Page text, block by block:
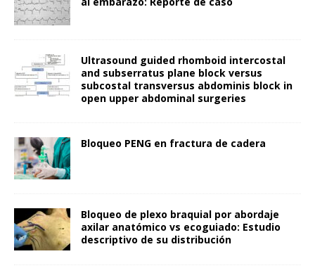
Ultrasound guided rhomboid intercostal
and subserratus plane block versus
subcostal transversus abdominis block in
open upper abdominal surgeries
Bloqueo PENG en fractura de cadera
Bloqueo de plexo braquial por abordaje
axilar anatómico vs ecoguiado: Estudio
descriptivo de su distribución